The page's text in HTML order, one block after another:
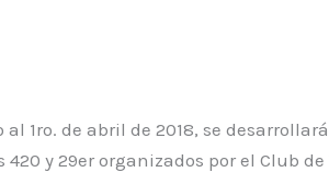
al 1ro. de abril de 2018, se
y 29er organizados por el Club